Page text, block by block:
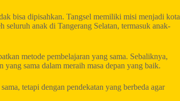
bisa dipisahkan. Tangsel memiliki misi menjadi kota
anak di Tangerang Selatan, termasuk anak-
metode pembelajaran yang sama. Sebaliknya,
sama dalam meraih masa depan yang baik.
tetapi dengan pendekatan yang berbeda agar